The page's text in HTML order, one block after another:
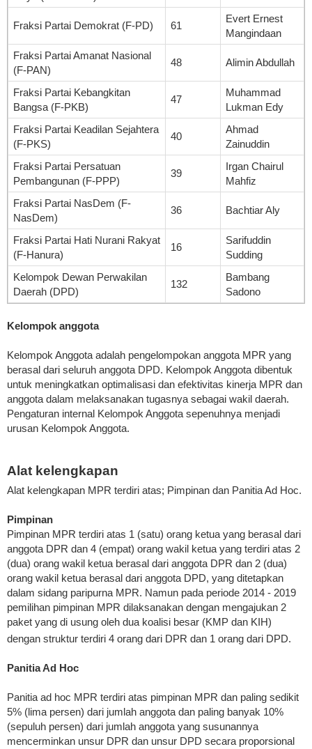
Fraksi Partai Demokrat (F-PD) 61
Evert Ernest
Mangindaan
Fraksi Partai Amanat Nasional
(F-PAN)
48 Alimin Abdullah
Fraksi Partai Kebangkitan
Bangsa (F-PKB)
47
Muhammad
Lukman Edy
Fraksi Partai Keadilan Sejahtera
(F-PKS)
40
Ahmad
Zainuddin
Fraksi Partai Persatuan
Pembangunan (F-PPP)
39
Irgan Chairul
Mahfiz
Fraksi Partai NasDem (F-
NasDem)
36 Bachtiar Aly
Fraksi Partai Hati Nurani Rakyat
(F-Hanura)
16
Sarifuddin
Sudding
Kelompok Dewan Perwakilan
Daerah (DPD)
132
Bambang
Sadono
Kelompok anggota
Kelompok Anggota adalah pengelompokan anggota MPR yang
berasal dari seluruh anggota DPD. Kelompok Anggota dibentuk
untuk meningkatkan optimalisasi dan efektivitas kinerja MPR dan
anggota dalam melaksanakan tugasnya sebagai wakil daerah.
Pengaturan internal Kelompok Anggota sepenuhnya menjadi
urusan Kelompok Anggota.
Alat kelengkapan
Alat kelengkapan MPR terdiri atas; Pimpinan dan Panitia Ad Hoc.
Pimpinan
Pimpinan MPR terdiri atas 1 (satu) orang ketua yang berasal dari
anggota DPR dan 4 (empat) orang wakil ketua yang terdiri atas 2
(dua) orang wakil ketua berasal dari anggota DPR dan 2 (dua)
orang wakil ketua berasal dari anggota DPD, yang ditetapkan
dalam sidang paripurna MPR. Namun pada periode 2014 - 2019
pemilihan pimpinan MPR dilaksanakan dengan mengajukan 2
paket yang di usung oleh dua koalisi besar (KMP dan KIH)
dengan struktur terdiri 4 orang dari DPR dan 1 orang dari DPD.
Panitia Ad Hoc
Panitia ad hoc MPR terdiri atas pimpinan MPR dan paling sedikit
5% (lima persen) dari jumlah anggota dan paling banyak 10%
(sepuluh persen) dari jumlah anggota yang susunannya
mencerminkan unsur DPR dan unsur DPD secara proporsional